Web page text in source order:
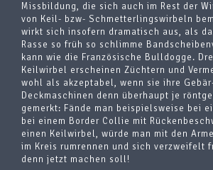
Missbildung, die sich auch im Rest der
von Keil- bzw- Schmetterlingswirbeln
wirkt sich insofern dramatisch aus, als
Rasse so früh so schlimme
kann wie die Französische Bulldogge.
Keilwirbel erscheinen Züchtern und
wohl als akzeptabel, wenn sie ihre
Deckmaschinen denn überhaupt je
gemerkt: Fände man beispielsweise bei
bei einem Border Collie mit
einen Keilwirbel, würde man mit den
im Kreis rumrennen und sich verzweifelt
denn jetzt machen soll!